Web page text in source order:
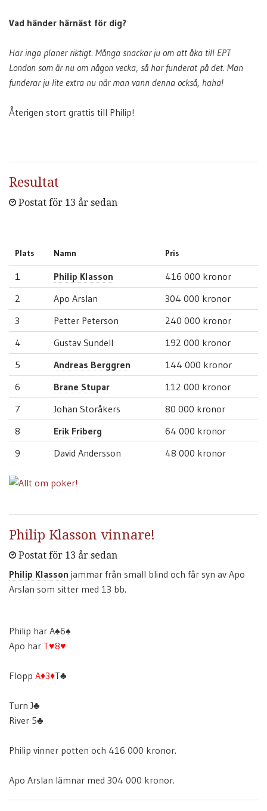
Vad händer härnäst för dig?
Har inga planer riktigt. Många snackar ju om att åka till EPT
London som är nu om någon vecka, så har funderat på det. Man
funderar ju lite extra nu när man vann denna också, haha!
Återigen stort grattis till Philip!
Resultat
Postat för 13 år sedan
Plats Namn Pris
1 Philip Klasson
416 000 kronor
2
Apo Arslan
304 000 kronor
3
Petter Peterson
240 000 kronor
4
Gustav Sundell
192 000 kronor
5
Andreas Berggren
144 000 kronor
6
Brane Stupar
112 000 kronor
7
Johan Storåkers
80 000 kronor
8
Erik Friberg
64 000 kronor
9
David Andersson 48 000 kronor
Philip Klasson vinnare!
Postat för 13 år sedan
Philip Klasson jammar från small blind och får syn av Apo
Arslan som sitter med 13 bb.
Philip har A♠6♠
Apo har T♥8♥
Flopp A♦3♦T♣
Turn J♣
River 5♣
Philip vinner potten och 416 000 kronor.
Apo Arslan lämnar med 304 000 kronor.